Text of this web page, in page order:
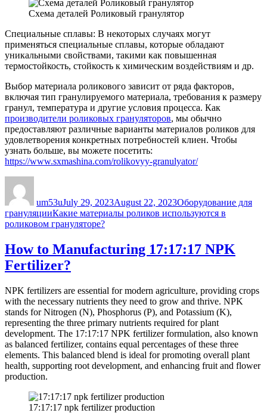
Схема деталей Роликовый гранулятор
Специальные сплавы: В некоторых случаях могут
применяться специальные сплавы, которые обладают
уникальными свойствами, такими как повышенная
термостойкость, стойкость к химическим воздействиям и др.
Выбор материала роликового зависит от ряда факторов,
включая тип гранулируемого материала, требования к размеру
гранул, температура и другие условия процесса. Как
производители роликовых грануляторов, мы обычно
предоставляют различные варианты материалов роликов для
удовлетворения конкретных потребностей клиен. Чтобы
узнать больше, вы можете посетить:
https://www.sxmashina.com/rolikovyy-granulyator/
um53uJuly 29, 2023August 22, 2023Оборудование для
грануляцииTags
Какие материалы роликов используются в
роликовом грануляторе?
How to Manufacturing 17:17:17 NPK
Fertilizer?
NPK fertilizers are essential for modern agriculture, providing crops
with the necessary nutrients they need to grow and thrive. NPK
stands for Nitrogen (N), Phosphorus (P), and Potassium (K),
representing the three primary nutrients required for plant
development. The 17:17:17 NPK fertilizer formulation, also known
as balanced fertilizer, contains equal percentages of these three
elements. This balanced blend is ideal for promoting overall plant
health, supporting root development, and enhancing fruit and flower
production.
17:17:17 npk fertilizer production